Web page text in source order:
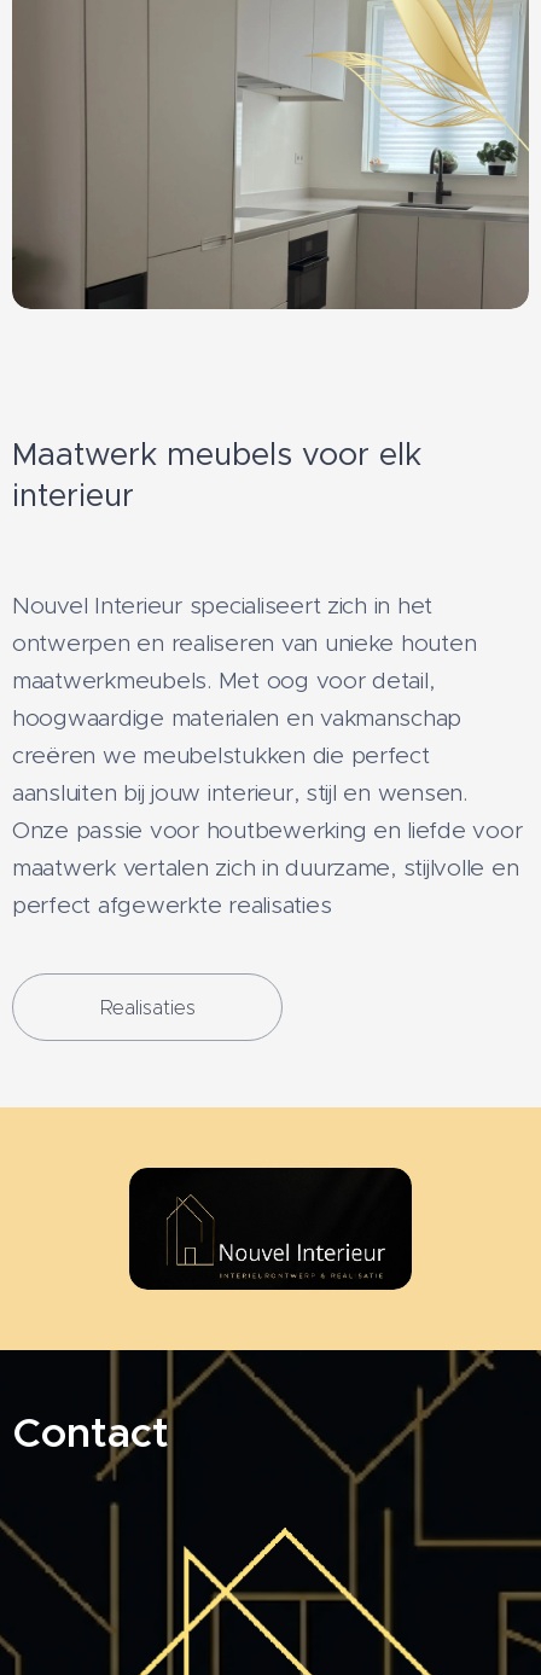
Maatwerk meubels voor elk
interieur
Nouvel Interieur specialiseert zich in het
ontwerpen en realiseren van unieke houten
maatwerkmeubels. Met oog voor detail,
hoogwaardige materialen en vakmanschap
creëren we meubelstukken die perfect
aansluiten bij jouw interieur, stijl en wensen.
Onze passie voor houtbewerking en liefde voor
maatwerk vertalen zich in duurzame, stijlvolle en
perfect afgewerkte realisaties
Realisaties
Contact